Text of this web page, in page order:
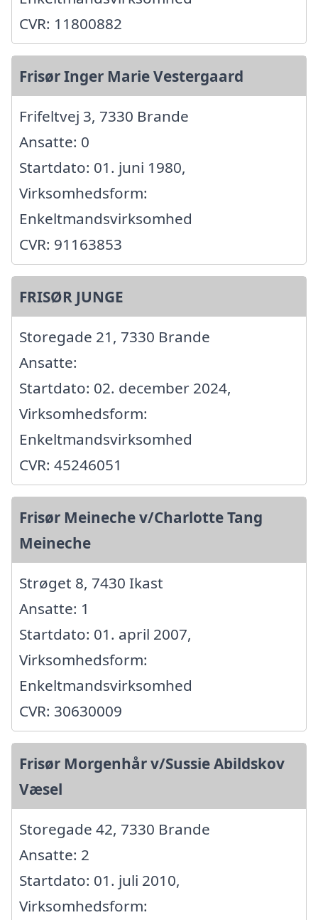
CVR: 11800882
Frisør Inger Marie Vestergaard
Frifeltvej 3, 7330 Brande
Ansatte: 0
Startdato: 01. juni 1980,
Virksomhedsform:
Enkeltmandsvirksomhed
CVR: 91163853
FRISØR JUNGE
Storegade 21, 7330 Brande
Ansatte:
Startdato: 02. december 2024,
Virksomhedsform:
Enkeltmandsvirksomhed
CVR: 45246051
Frisør Meineche v/Charlotte Tang
Meineche
Strøget 8, 7430 Ikast
Ansatte: 1
Startdato: 01. april 2007,
Virksomhedsform:
Enkeltmandsvirksomhed
CVR: 30630009
Frisør Morgenhår v/Sussie Abildskov
Væsel
Storegade 42, 7330 Brande
Ansatte: 2
Startdato: 01. juli 2010,
Virksomhedsform: